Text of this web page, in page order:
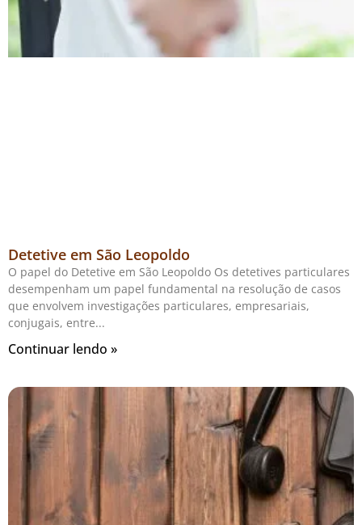
Detetive em São Leopoldo
O papel do Detetive em São Leopoldo Os detetives particulares
desempenham um papel fundamental na resolução de casos
que envolvem investigações particulares, empresariais,
conjugais, entre
Continuar lendo »